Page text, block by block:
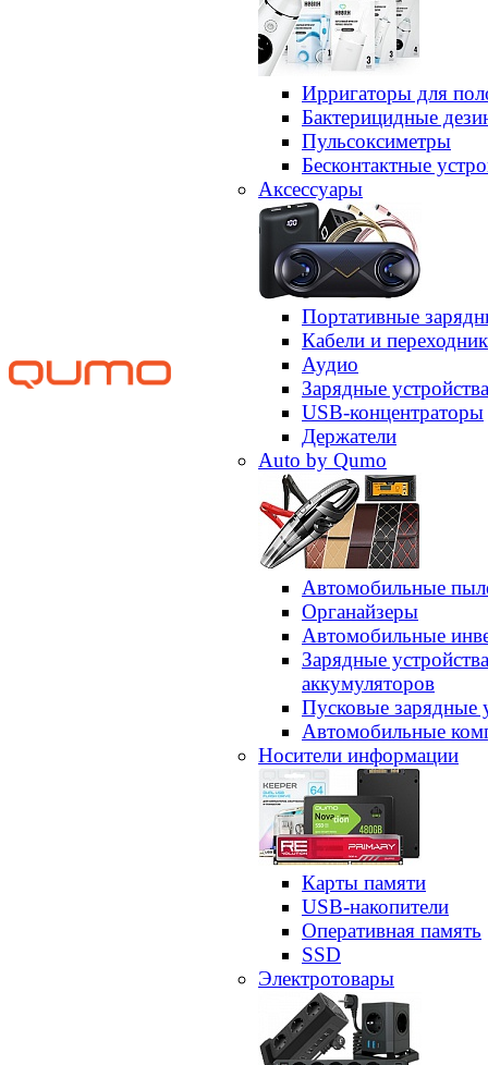
Ирригаторы для
Бактерицидные
Пульсоксиметры
Бесконтактные
Аксессуары
Портативные
Кабели и
Аудио
Зарядные устройства
USB-концентраторы
Держатели
Auto by Qumo
Автомобильные
Органайзеры
Автомобильные
Зарядные
аккумуляторов
Пусковые зарядные
Автомобильные
Носители информации
Карты памяти
USB-накопители
Оперативная память
SSD
Электротовары